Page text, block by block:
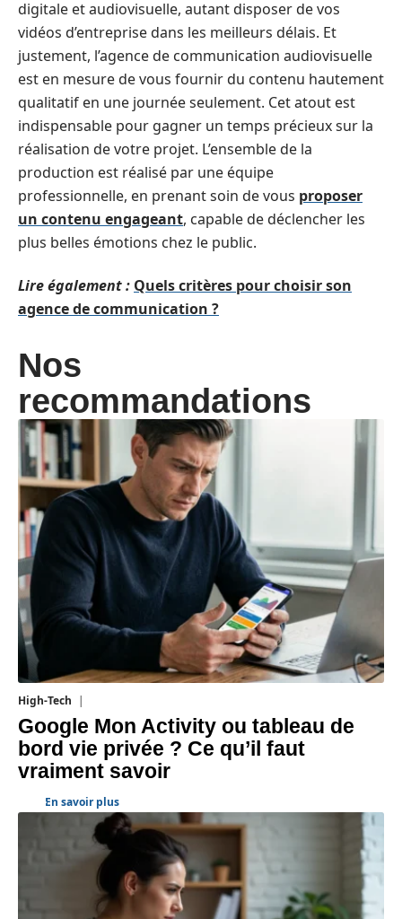
digitale et audiovisuelle, autant disposer de vos
vidéos d’entreprise dans les meilleurs délais. Et
justement, l’agence de communication audiovisuelle
est en mesure de vous fournir du contenu hautement
qualitatif en une journée seulement. Cet atout est
indispensable pour gagner un temps précieux sur la
réalisation de votre projet. L’ensemble de la
production est réalisé par une équipe
professionnelle, en prenant soin de vous proposer
un contenu engageant, capable de déclencher les
plus belles émotions chez le public.
Lire également : Quels critères pour choisir son
agence de communication ?
Nos
recommandations
High-Tech
Google Mon Activity ou tableau de
bord vie privée ? Ce qu’il faut
vraiment savoir
En savoir plus